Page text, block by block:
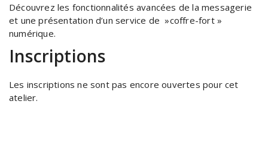
Découvrez les fonctionnalités avancées de la messagerie
et une présentation d’un service de »coffre-fort »
numérique.
Inscriptions
Les inscriptions ne sont pas encore ouvertes pour cet
atelier.